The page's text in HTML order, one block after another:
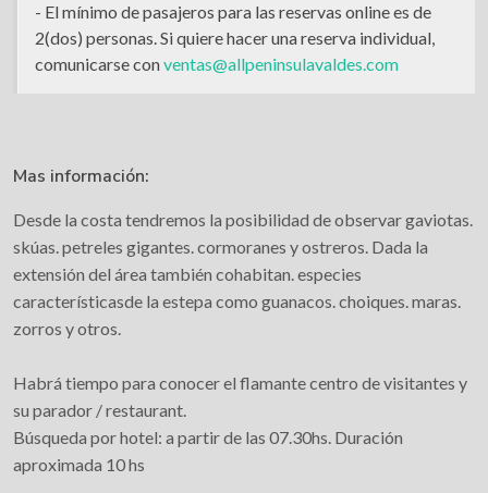
- El mínimo de pasajeros para las reservas online es de
2(dos) personas. Si quiere hacer una reserva individual,
comunicarse conventas@allpeninsulavaldes.com
Mas información:
Desde la costa tendremos la posibilidad de observar gaviotas.
skúas. petreles gigantes. cormoranes y ostreros. Dada la
extensión del área también cohabitan. especies
característicasde la estepa como guanacos. choiques. maras.
zorros y otros.
Habrá tiempo para conocer el flamante centro de visitantes y
su parador / restaurant.
Búsqueda por hotel: a partir de las 07.30hs. Duración
aproximada 10 hs